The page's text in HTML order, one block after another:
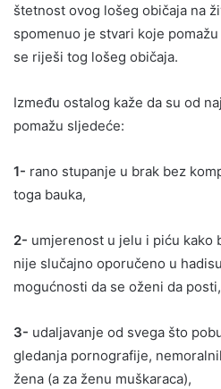
štetnost ovog lošeg običaja na
spomenuo je stvari koje
se riješi tog lošeg običaja.
Između ostalog kaže da su od
pomažu sljedeće:
1- rano stupanje u brak bez
toga bauka,
2- umjerenost u jelu i piću kako
nije slučajno oporučeno u
mogućnosti da se oženi da posti,
3- udaljavanje od svega što
gledanja pornografije,
žena (a za ženu muškaraca),